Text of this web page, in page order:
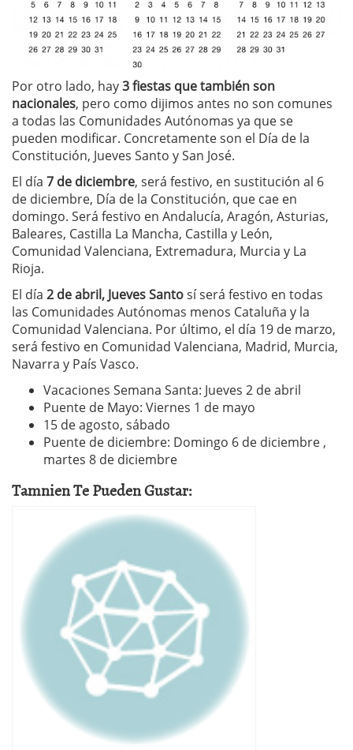
Por otro lado, hay3 fiestas que también son
nacionales, pero como dijimos antes no son comunes
a todas las Comunidades Autónomas ya que se
pueden modificar. Concretamente son el Día de la
Constitución, Jueves Santo y San José.
El día 7 de diciembre, será festivo, en sustitución al 6
de diciembre, Día de la Constitución, que cae en
domingo. Será festivo en Andalucía, Aragón, Asturias,
Baleares, Castilla La Mancha, Castilla y León,
Comunidad Valenciana, Extremadura, Murcia y La
Rioja.
El día 2 de abril, Jueves Santosí será festivo en todas
las Comunidades Autónomas menos Cataluña y la
Comunidad Valenciana. Por último, el día 19 de marzo,
será festivo en Comunidad Valenciana, Madrid, Murcia,
Navarra y País Vasco.
Vacaciones Semana Santa: Jueves 2 de abril
Puente de Mayo: Viernes 1 de mayo
15 de agosto, sábado
Puente de diciembre: Domingo 6 de diciembre ,
martes 8 de diciembre
Tamnien Te Pueden Gustar: